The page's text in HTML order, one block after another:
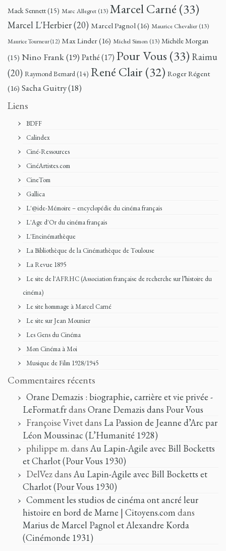
Mack Sennett(15) Marc Allegret (13) Marcel Carné (33)
Marcel L'Herbier(20) Marcel Pagnol(16) Maurice Chevalier (13)
Maurice Tourneur(12) Max Linder(16) Michel Simon (13) Michèle Morgan
(15) Nino Frank(19) Pathé(17) Pour Vous (33) Raimu
(20) Raymond Bernard(14) René Clair (32) Roger Régent
(16) Sacha Guitry(18)
Liens
BDFF
Calindex
Ciné-Ressources
CinéArtistes.com
CineTom
Gallica
L'@ide-Mémoire – encyclopédie du cinéma français
L'Age d'Or du cinéma français
L'Encinémathèque
La Bibliothèque de la Cinémathèque de Toulouse
La Revue 1895
Le site de l'AFRHC (Association française de recherche sur l’histoire du
cinéma)
Le site hommage à Marcel Carné
Le site sur Jean Mounier
Les Gens du Cinéma
Mon Cinéma à Moi
Musique de Film 1928/1945
Commentaires récents
Orane Demazis : biographie, carrière et vie privée -
LeFormat.frdans Orane Demazis dans Pour Vous
Françoise Vivetdans La Passion de Jeanne d’Arc par
Léon Moussinac (L’Humanité 1928)
philippe m. dans Au Lapin-Agile avec Bill Bocketts
et Charlot (Pour Vous 1930)
DelVezdans Au Lapin-Agile avec Bill Bocketts et
Charlot (Pour Vous 1930)
Comment les studios de cinéma ont ancré leur
histoire en bord de Marne | Citoyens.comdans
Marius de Marcel Pagnol et Alexandre Korda
(Cinémonde 1931)